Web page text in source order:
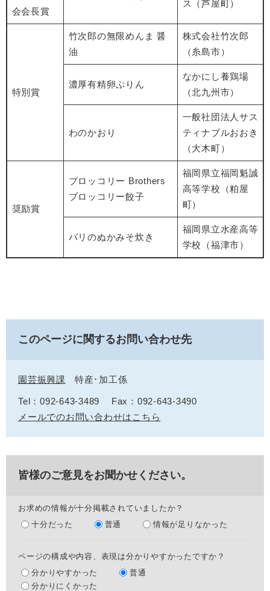
会会長賞
ス（芦屋町）
特別賞
竹次郎の無限めんま 醤
油
株式会社竹次郎
（糸島市）
濃厚有精卵ぷりん
なかにし養鶏場
（北九州市）
わのかおり
一般社団法人サス
ティナブルおおき
（大木町）​
奨励賞
ブロッコリー Brothers
ブロッコリー餃子
福岡県立福岡魁誠
高等学校（粕屋
町）
バリのぬかみそ炊き
福岡県立水産高等
学校（福津市）
このページに関するお問い合わせ先
園芸振興課 特産･加工係
Tel：092-643-3489
Fax：092-643-3490
メールでのお問い合わせはこちら
皆様のご意見をお聞かせください。
お求めの情報が十分掲載されていましたか？
十分だった
普通 情報が足りなかった
ページの構成や内容、表現は分かりやすかったですか？
分かりやすかった
普通
分かりにくかった